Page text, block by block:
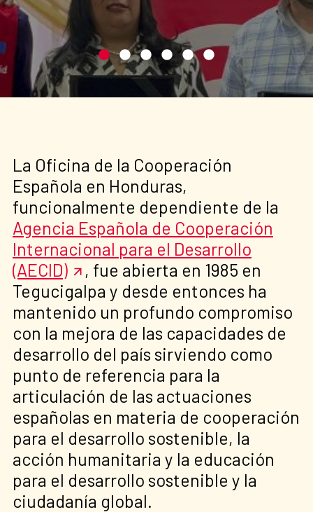
La Oficina de la Cooperación
Española en Honduras,
funcionalmente dependiente de la
Agencia Española de Cooperación
Internacional para el Desarrollo
(AECID)
, fue abierta en 1985 en
Tegucigalpa y desde entonces ha
mantenido un profundo compromiso
con la mejora de las capacidades de
desarrollo del país sirviendo como
punto de referencia para la
articulación de las actuaciones
españolas en materia de cooperación
para el desarrollo sostenible, la
acción humanitaria y la educación
para el desarrollo sostenible y la
ciudadanía global.